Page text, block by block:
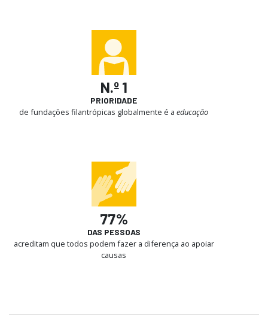
N.º 1
PRIORIDADE
de fundações filantrópicas globalmente é a educação
77%
DAS PESSOAS
acreditam que todos podem fazer a diferença ao apoiar
causas